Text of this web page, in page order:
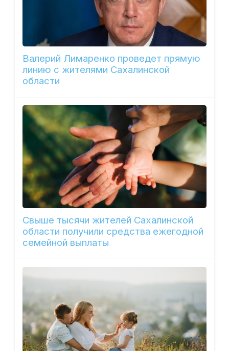
Валерий Лимаренко проведет прямую
линию с жителями Сахалинской
области
Свыше тысячи жителей Сахалинской
области получили средства ежегодной
семейной выплаты